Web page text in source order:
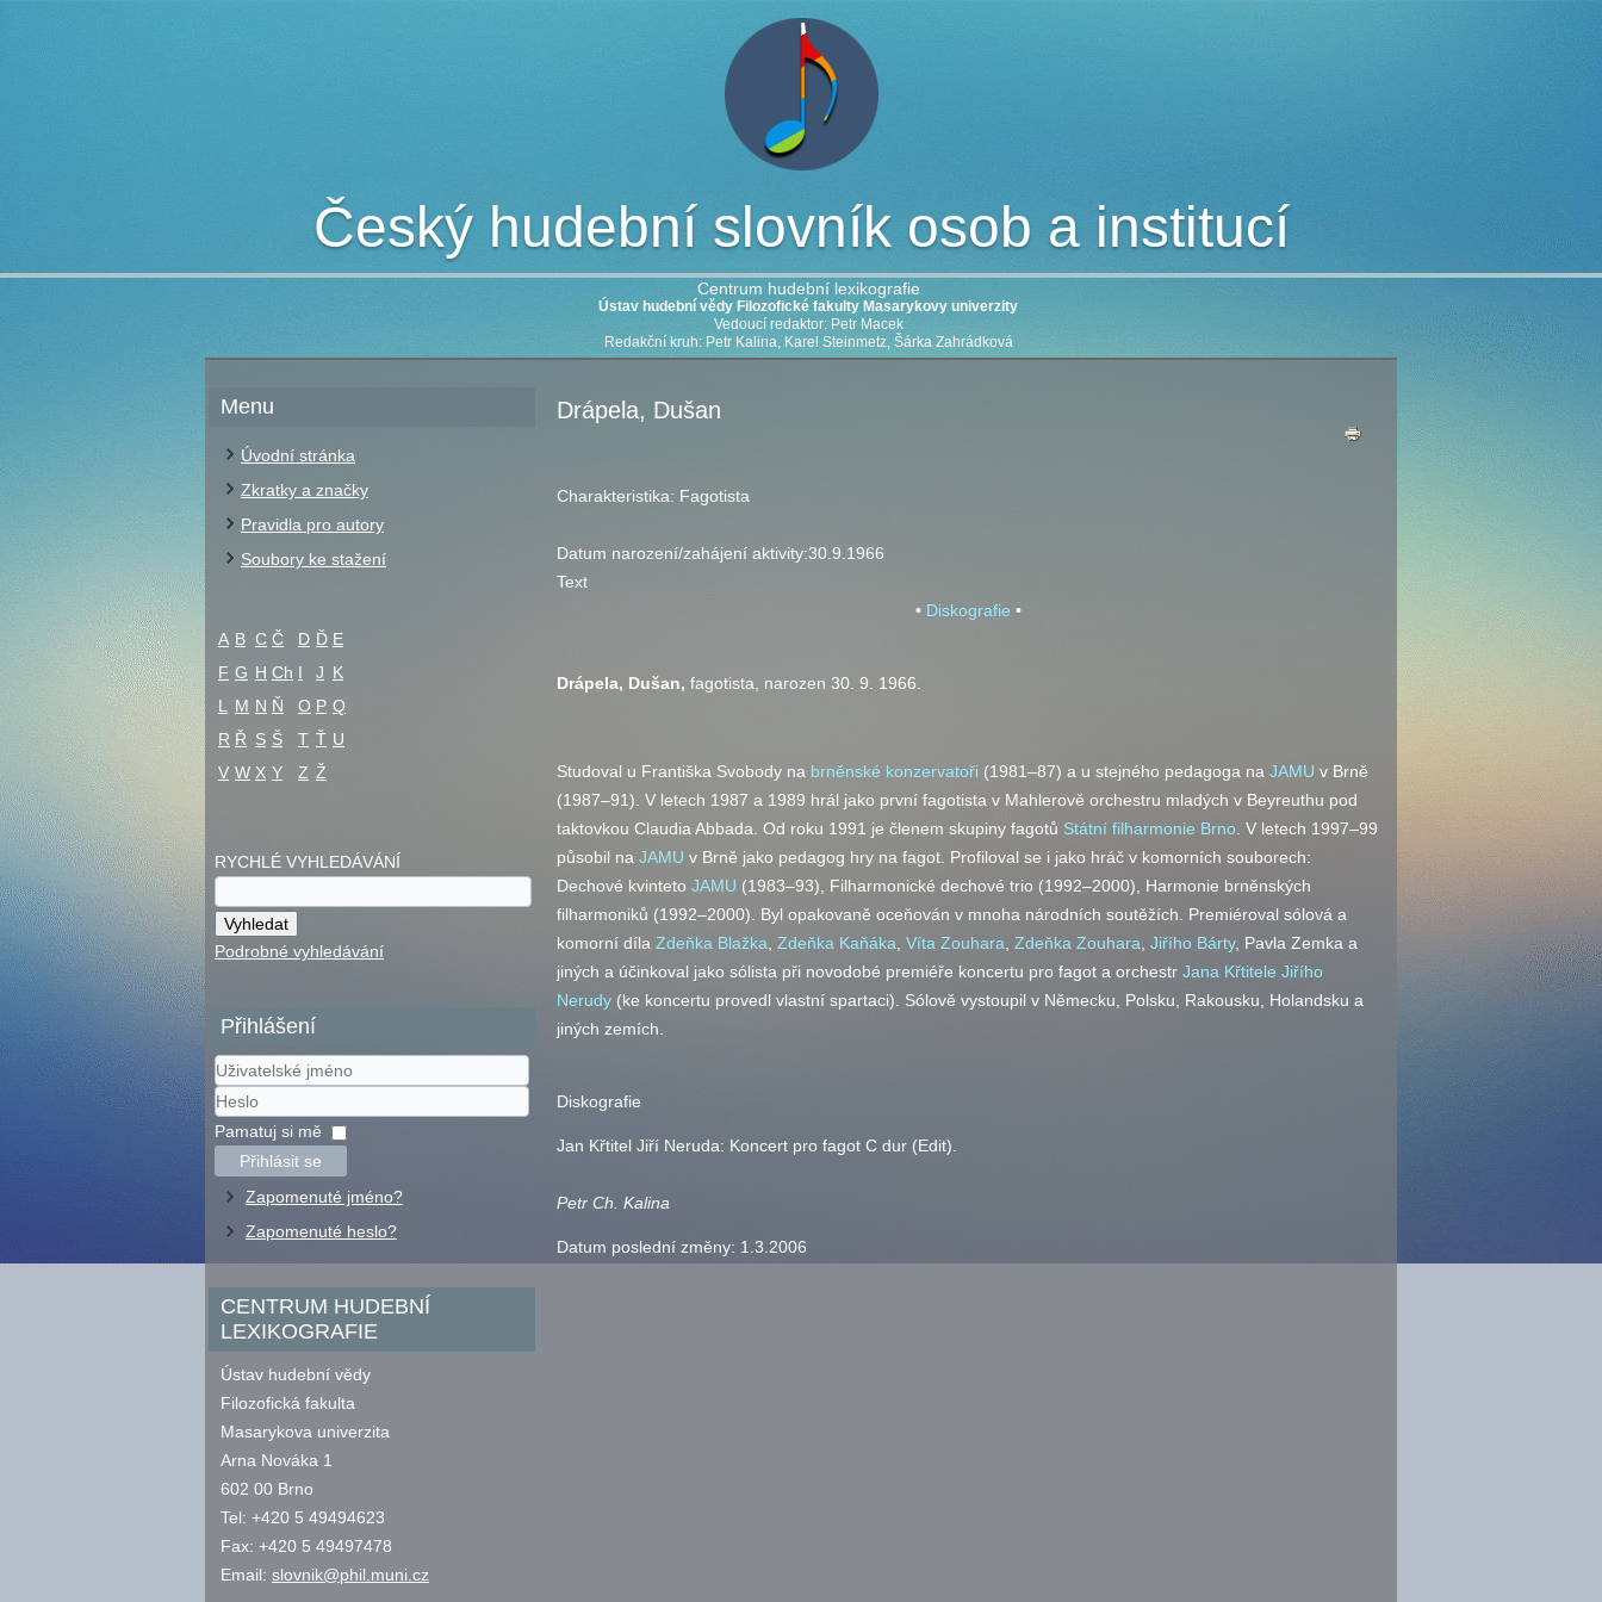
Český hudební slovník osob a institucí
Centrum hudební lexikografie
Ústav hudební vědy Filozofické fakulty Masarykovy univerzity
Vedoucí redaktor: Petr Macek
Redakční kruh: Petr Kalina, Karel Steinmetz, Šárka Zahrádková
Menu
Úvodní stránka
Zkratky a značky
Pravidla pro autory
Soubory ke stažení
A B C Č D Ď E
F G H Ch I J K
L
M N Ň O P Q
R Ř S Š T Ť U
V W X Y Z Ž
RYCHLÉ VYHLEDÁVÁNÍ
Podrobné vyhledávání
Přihlášení
Uživatelské
jméno
Heslo
Pamatuj si mě
Přihlásit se
Zapomenuté jméno?
Zapomenuté heslo?
CENTRUM HUDEBNÍ
LEXIKOGRAFIE
Ústav hudební vědy
Filozofická fakulta
Masarykova univerzita
Arna Nováka 1
602 00 Brno
Tel: +420 5 49494623
Fax: +420 5 49497478
Email: slovnik@phil.muni.cz
Drápela, Dušan
Charakteristika: Fagotista
Datum narození/zahájení aktivity:30.9.1966
Text
• Diskografie •
Drápela, Dušan, fagotista, narozen 30. 9. 1966.
Studoval u Františka Svobody na brněnské konzervatoři (1981–87) a u stejného pedagoga na JAMU v Brně
(1987–91). V letech 1987 a 1989 hrál jako první fagotista v Mahlerově orchestru mladých v Beyreuthu pod
taktovkou Claudia Abbada. Od roku 1991 je členem skupiny fagotů Státní filharmonie Brno . V letech 1997–99
působil na JAMU v Brně jako pedagog hry na fagot. Profiloval se i jako hráč v komorních souborech:
Dechové kvinteto JAMU (1983–93), Filharmonické dechové trio (1992–2000), Harmonie brněnských
filharmoniků (1992–2000). Byl opakovaně oceňován v mnoha národních soutěžích. Premiéroval sólová a
komorní díla Zdeňka Blažka Zdeňka Kaňáka Víta Zouhara Zdeňka Zouhara Jiřího Bárty, Pavla Zemka a
jiných a účinkoval jako sólista při novodobé premiéře koncertu pro fagot a orchestr Jana Křtitele Jiřího
Nerudy (ke koncertu provedl vlastní spartaci). Sólově vystoupil v Německu, Polsku, Rakousku, Holandsku a
jiných zemích.
Diskografie
Jan Křtitel Jiří Neruda: Koncert pro fagot C dur (Edit).
Petr Ch. Kalina
Datum poslední změny: 1.3.2006